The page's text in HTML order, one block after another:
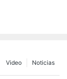
Noticias
Video